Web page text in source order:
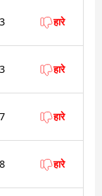
हारे
हारे
हारे
हारे